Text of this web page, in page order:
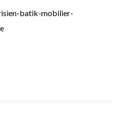
batik-mobilier-